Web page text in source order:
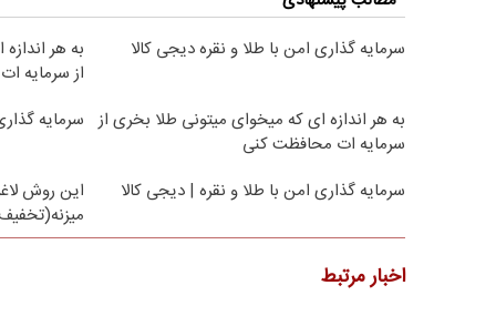
سرمایه گذاری امن با طلا و نقره دیجی کالا
به هر
از سرمایه
به هر اندازه ای که میخوای میتونی طلا بخری از
سرمایه ات محافظت کنی
سرمایه
سرمایه گذاری امن با طلا و نقره | دیجی کالا
این روش
اخبار مرتبط